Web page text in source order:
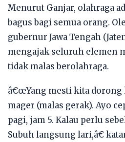
Menurut Ganjar, olahraga
bagus bagi semua orang.
gubernur Jawa Tengah
mengajak seluruh elemen
tidak malas berolahraga.
â€œYang mesti kita dorong
mager (malas gerak). Ayo
pagi, jam 5. Kalau perlu
Subuh langsung lari,â€